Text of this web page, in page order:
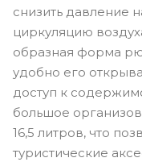
снизить давление
циркуляцию
образная форма
удобно его
доступ к
большое
16,5 литров, что
туристические